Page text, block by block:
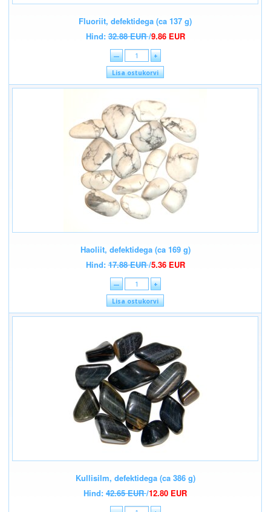
Fluoriit, defektidega (ca 137 g)
Hind:32.88 EUR/9.86 EUR
—
+
Lisa ostukorvi
Haoliit, defektidega (ca 169 g)
Hind:17.88 EUR/5.36 EUR
—
+
Lisa ostukorvi
Kullisilm, defektidega (ca 386 g)
Hind: 42.65 EUR/12.80 EUR